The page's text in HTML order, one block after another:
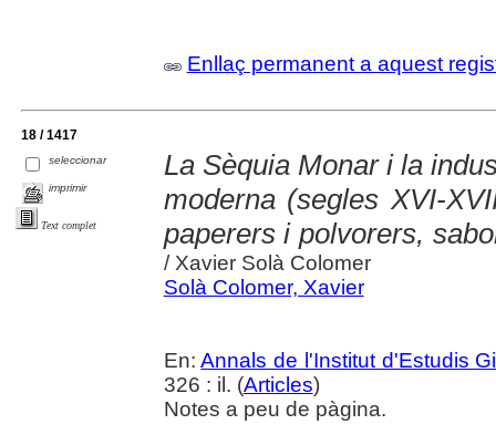
Enllaç permanent a aquest
18 / 1417
seleccionar
imprimir
Text complet
La Sèquia Monar i la
moderna (segles XVI-
paperers i polvorers,
/ Xavier Solà Colomer
Solà Colomer, Xavier
En:Annals de l'Institut d'Estudis
326 : il. (Articles)
Notes a peu de pàgina.